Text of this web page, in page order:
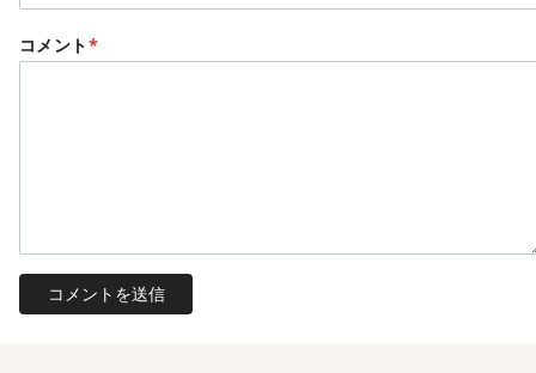
コメント*